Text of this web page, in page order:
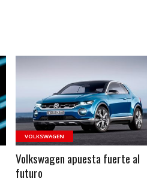
VER NOTA
VOLKSWAGEN
Volkswagen apuesta fuerte al
futuro